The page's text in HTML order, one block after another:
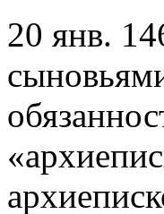
20 янв.